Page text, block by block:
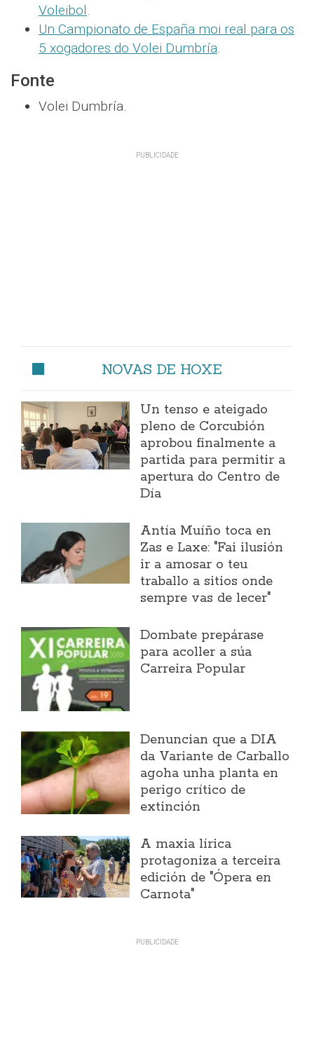
Voleibol.
Un Campionato de España moi real para os
5 xogadores do Volei Dumbría.
Fonte
Volei Dumbría.
NOVAS DE HOXE
Un tenso e ateigado
pleno de Corcubión
aprobou finalmente a
partida para permitir a
apertura do Centro de
Día
Antía Muíño toca en
Zas e Laxe: "Fai ilusión
ir a amosar o teu
traballo a sitios onde
sempre vas de lecer"
Dombate prepárase
para acoller a súa
Carreira Popular
Denuncian que a DIA
da Variante de Carballo
agoha unha planta en
perigo crítico de
extinción
A maxia lírica
protagoniza a terceira
edición de "Ópera en
Carnota"